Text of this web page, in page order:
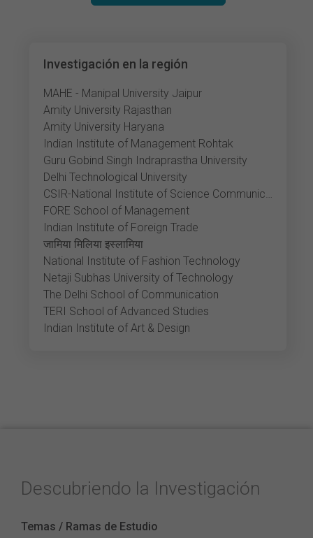
Investigación en la región
MAHE - Manipal University Jaipur
Amity University Rajasthan
Amity University Haryana
Indian Institute of Management Rohtak
Guru Gobind Singh Indraprastha University
Delhi Technological University
CSIR-National Institute of Science Communication and Policy Research
FORE School of Management
Indian Institute of Foreign Trade
जामिया मिलिया इस्लामिया
National Institute of Fashion Technology
Netaji Subhas University of Technology
The Delhi School of Communication
TERI School of Advanced Studies
Indian Institute of Art & Design
Descubriendo la Investigación
Temas / Ramas de Estudio